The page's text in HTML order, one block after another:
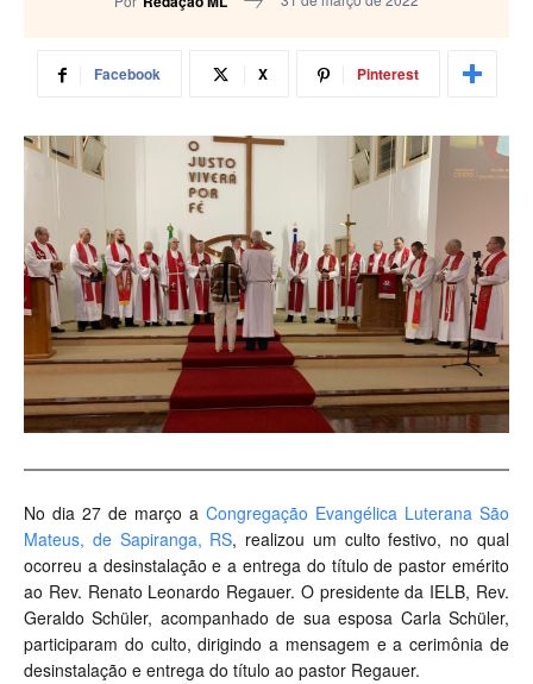
Facebook X Pinterest
No dia 27 de março a Congregação Evangélica Luterana São
Mateus, de Sapiranga, RS, realizou um culto festivo, no qual
ocorreu a desinstalação e a entrega do título de pastor emérito
ao Rev. Renato Leonardo Regauer. O presidente da IELB, Rev.
Geraldo Schüler, acompanhado de sua esposa Carla Schüler,
participaram do culto, dirigindo a mensagem e a cerimônia de
desinstalação e entrega do título ao pastor Regauer.